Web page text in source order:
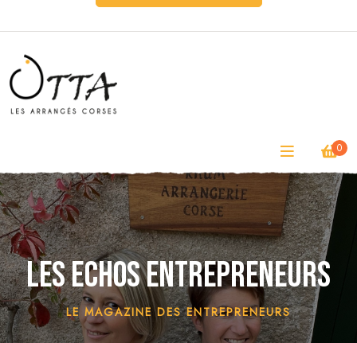
0
Les Echos Entrepreneurs
LE MAGAZINE DES ENTREPRENEURS